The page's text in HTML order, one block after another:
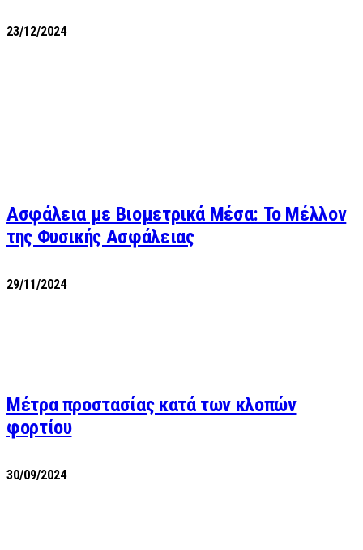
23/12/2024
Ασφάλεια με Βιομετρικά Μέσα: Το Μέλλον
της Φυσικής Ασφάλειας
29/11/2024
Μέτρα προστασίας κατά των κλοπών
φορτίου
30/09/2024